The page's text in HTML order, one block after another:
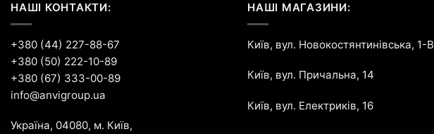
НАШІ КОНТАКТИ:
+380 (44) 227-88-67
+380 (50) 222-10-89
+380 (67) 333-00-89
info@anvigroup.ua
Україна, 04080, м. Київ,
НАШІ МАГАЗИНИ:
Київ, вул. Новокостянтинівська, 1-В
Київ, вул. Причальна, 14
Київ, вул. Електриків, 16